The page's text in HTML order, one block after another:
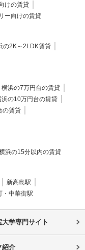
けの賃貸
ー向けの賃貸
の2K～2LDK賃貸
横浜の7万円台の賃貸
浜の10万円台の賃貸
の賃貸
浜の15分以内の賃貸
新高島駅
・中華街駅
大学専門サイト
紹介